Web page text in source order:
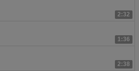
2:32
1:36
2:38